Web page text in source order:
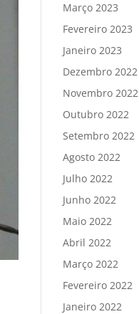
Março 2023
Fevereiro 2023
Janeiro 2023
Dezembro 2022
Novembro 2022
Outubro 2022
Setembro 2022
Agosto 2022
Julho 2022
Junho 2022
Maio 2022
Abril 2022
Março 2022
Fevereiro 2022
Janeiro 2022